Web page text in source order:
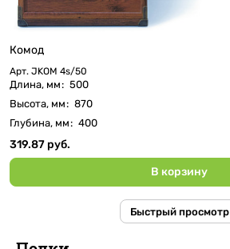
Комод
Арт. JKOM 4s/50
Длина, мм: 500
Высота, мм: 870
Глубина, мм: 400
319.87 руб.
В корзину
Быстрый просмотр